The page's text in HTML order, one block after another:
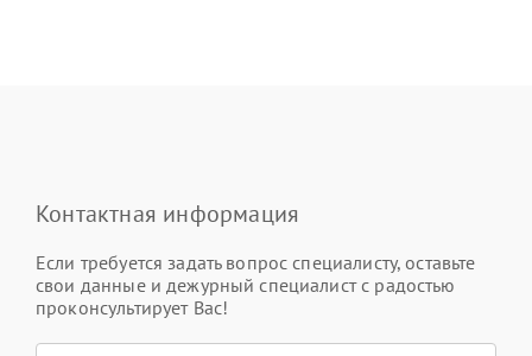
Контактная информация
Если требуется задать вопрос специалисту, оставьте
свои данные и дежурный специалист с радостью
проконсультирует Вас!